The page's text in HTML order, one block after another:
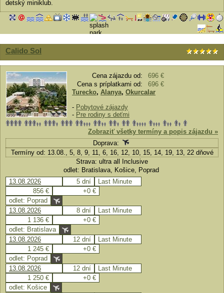
detský miniklub.
Calido Sol
Cena zájazdu od:
696 €
Cena s príplatkami od:
696 €
Turecko, Alanya, Okurcalar
- Pobytové zájazdy
- Pre rodiny s deťmi
Zobraziť všetky termíny a popis zájazdu »
Doprava:
Termíny od: 13.08., 5, 8, 9, 11, 6, 16, 12, 10, 15, 14, 19, 13, 22 dňové
Strava: ultra all Inclusive
odlet: Bratislava, Košice, Poprad
13.08.2026
5 dní
Last Minute
856 €
+0 €
odlet: Poprad
13.08.2026
8 dní
Last Minute
1 136 €
+0 €
odlet: Bratislava
13.08.2026
12 dní
Last Minute
1 245 €
+0 €
odlet: Poprad
13.08.2026
12 dní
Last Minute
1 250 €
+0 €
odlet: Košice